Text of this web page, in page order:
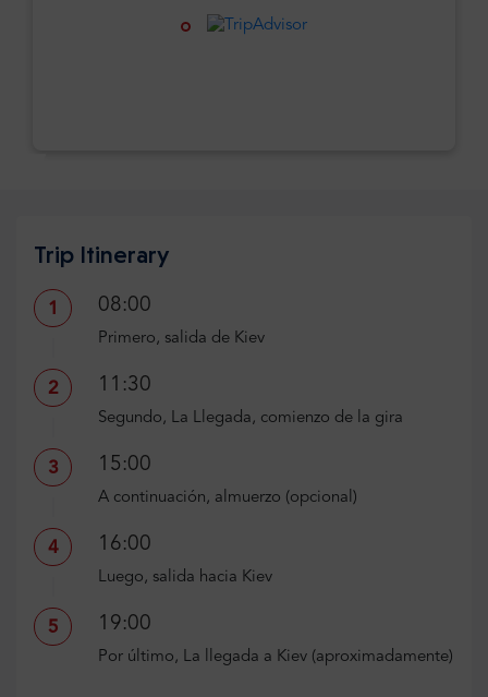
Trip Itinerary
1 08:00
Primero, salida de Kiev
2 11:30
Segundo, La Llegada, comienzo de la gira
3 15:00
A continuación, almuerzo (opcional)
4 16:00
Luego, salida hacia Kiev
5 19:00
Por último, La llegada a Kiev (aproximadamente)